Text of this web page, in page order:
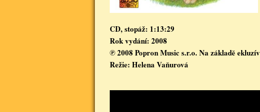
CD, stopáž: 1:13:29
Rok vydání: 2008
℗ 2008 Popron Music s.r.o. Na základě
Režie: Helena Vaňurová